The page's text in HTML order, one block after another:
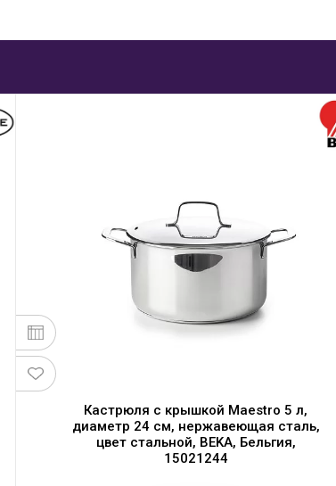
Кастрюля с крышкой Maestro 5 л,
диаметр 24 см, нержавеющая сталь,
цвет стальной, BEKA, Бельгия,
15021244